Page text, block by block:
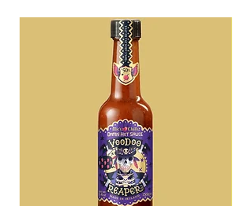
essaierons de trouver une solution.
La livraison est gratuite à partir de
50€ en Belgique et de 85€ pour les
autres pays. Les coûts de livraison
pour la Belgique est de 6,80€. Pour
les pays étrangers les coûts sont de
Lorsque votre commande est
passée nous mettons tout notre
coeur pour la réaliser. Celle-ci est
traitée dans un délais pouvant varier